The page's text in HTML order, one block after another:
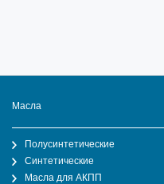
Масла
Полусинтетические
Синтетические
Масла для АКПП